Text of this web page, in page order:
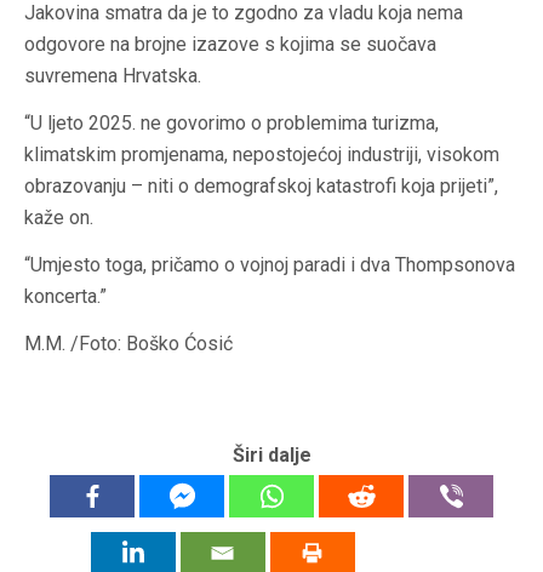
Jakovina smatra da je to zgodno za vladu koja nema
odgovore na brojne izazove s kojima se suočava
suvremena Hrvatska.
“U ljeto 2025. ne govorimo o problemima turizma,
klimatskim promjenama, nepostojećoj industriji, visokom
obrazovanju – niti o demografskoj katastrofi koja prijeti”,
kaže on.
“Umjesto toga, pričamo o vojnoj paradi i dva Thompsonova
koncerta.”
M.M. /Foto: Boško Ćosić
Širi dalje